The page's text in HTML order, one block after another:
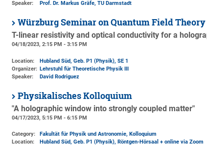
Speaker:
Prof. Dr. Markus Gräfe, TU Darmstadt
Würzburg Seminar on Quantum Field
T-linear resistivity and optical conductivity for a
04/18/2023, 2:15 PM - 3:15 PM
Location: Hubland Süd, Geb. P1 (Physik), SE 1
Organizer: Lehrstuhl für Theoretische Physik III
Speaker:
David Rodriguez
Physikalisches Kolloquium
"A holographic window into strongly coupled matter"
04/17/2023, 5:15 PM - 6:15 PM
Category:
Fakultät für Physik und Astronomie, Kolloquium
Location:
Hubland Süd, Geb. P1 (Physik), Röntgen-Hörsaal + online via Zoom